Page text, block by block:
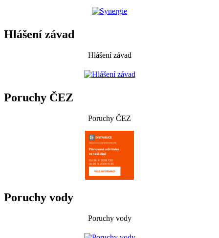
Hlášení závad
Hlášení závad
Poruchy ČEZ
Poruchy ČEZ
Poruchy vody
Poruchy vody